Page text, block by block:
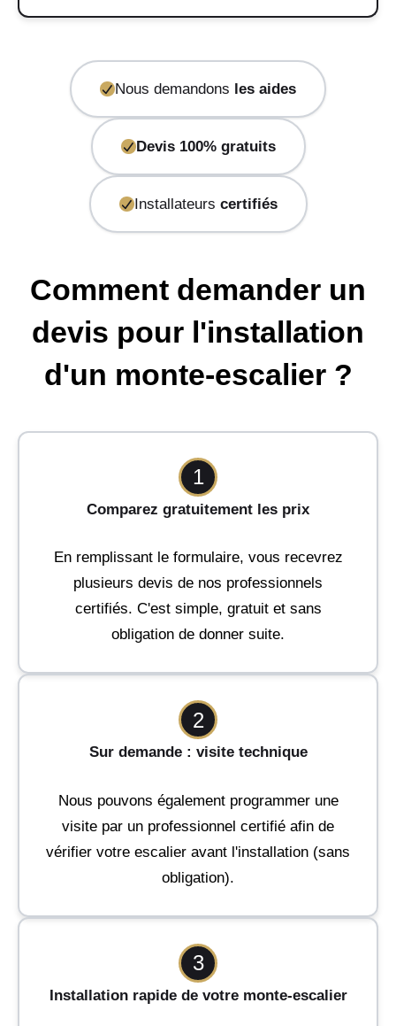
Nous demandons les aides
Devis 100% gratuits
Installateurs certifiés
Comment demander un
devis pour l'installation
d'un monte-escalier ?
1
Comparez gratuitement les prix
En remplissant le formulaire, vous recevrez
plusieurs devis de nos professionnels
certifiés. C'est simple, gratuit et sans
obligation de donner suite.
2
Sur demande : visite technique
Nous pouvons également programmer une
visite par un professionnel certifié afin de
vérifier votre escalier avant l'installation (sans
obligation).
3
Installation rapide de votre monte-escalier